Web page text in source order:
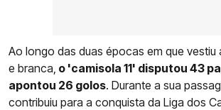
Ao longo das duas épocas em que vestiu
e branca, o 'camisola 11' disputou 43
apontou 26 golos. Durante a sua
contribuiu para a conquista da Liga dos